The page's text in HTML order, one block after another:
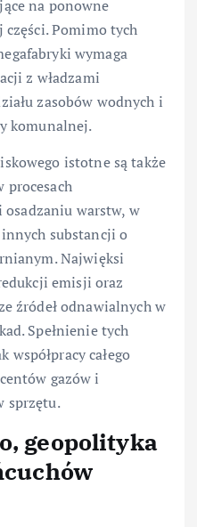
na ponowne
Pomimo tych
wymaga
z władzami
zasobów wodnych i
komunalnej.
istotne są także
procesach
warstw, w
substancji o
Najwięksi
emisji oraz
źródeł odnawialnych w
Spełnienie tych
współpracy całego
gazów i
sprzętu.
geopolityka